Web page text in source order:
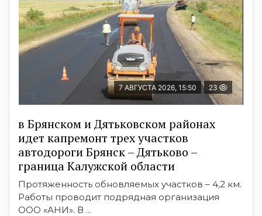
7 АВГУСТА 2026, 15:50 23
в Брянском и Дятьковском районах
идет капремонт трех участков
автодороги Брянск – Дятьково –
граница Калужской области
Протяженность обновляемых участков – 4,2 км.
Работы проводит подрядная организация
ООО «АНИ». В ...